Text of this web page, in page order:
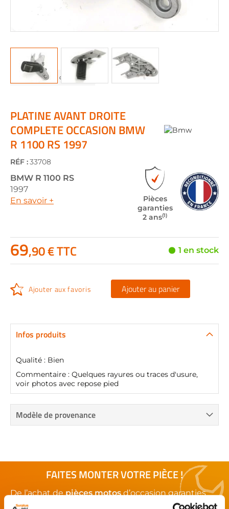
the
beginning
of
the
images
gallery
PLATINE AVANT DROITE
COMPLETE OCCASION BMW
R 1100 RS 1997
RÉF :33708
BMW R 1100 RS
1997
En savoir +
Pièces
garanties
2 ans(1)
69,90 € TTC 1 en stock
Ajouter aux favoris Ajouter au panier
Infos produits
Qualité : Bien
Commentaire : Quelques rayures ou traces d'usure,
voir photos avec repose pied
Modèle de provenance
FAITES MONTER VOTRE PIÈCE !
De l’achat depièces motosd’occasion garanties
jusqu'à la révision complète de votre
moto,